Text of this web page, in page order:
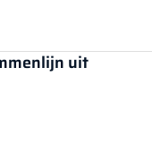
uit